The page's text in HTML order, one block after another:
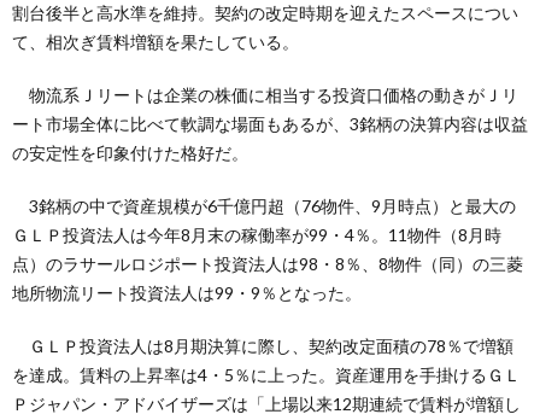
割台後半と高水準を維持。契約の改定時期を迎えたスペースについ
て、相次ぎ賃料増額を果たしている。
物流系Ｊリートは企業の株価に相当する投資口価格の動きがＪリ
ート市場全体に比べて軟調な場面もあるが、3銘柄の決算内容は収益
の安定性を印象付けた格好だ。
3銘柄の中で資産規模が6千億円超（76物件、9月時点）と最大の
ＧＬＰ投資法人は今年8月末の稼働率が99・4％。11物件（8月時
点）のラサールロジポート投資法人は98・8％、8物件（同）の三菱
地所物流リート投資法人は99・9％となった。
ＧＬＰ投資法人は8月期決算に際し、契約改定面積の78％で増額
を達成。賃料の上昇率は4・5％に上った。資産運用を手掛けるＧＬ
Ｐジャパン・アドバイザーズは「上場以来12期連続で賃料が増額し